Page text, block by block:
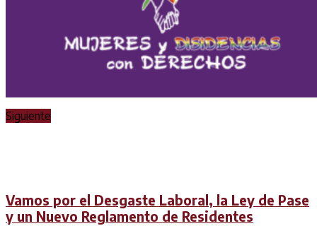
Siguiente
Vamos por el Desgaste Laboral, la Ley de Pase
y un Nuevo Reglamento de Residentes